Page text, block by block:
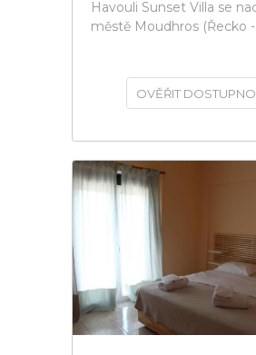
Havouli Sunset Villa se
městě Moudhros (Řecko
OVĚŘIT